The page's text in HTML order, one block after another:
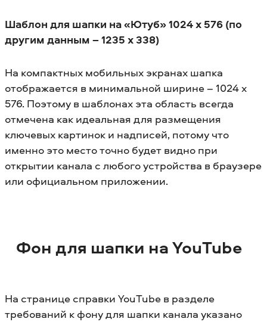
Шаблон для шапки на «Ютуб» 1024 x 576 (по
другим данным – 1235 x 338)
На компактных мобильных экранах шапка
отображается в минимальной ширине – 1024 x
576. Поэтому в шаблонах эта область всегда
отмечена как идеальная для размещения
ключевых картинок и надписей, потому что
именно это место точно будет видно при
открытии канала с любого устройства в браузере
или официальном приложении.
Фон для шапки на YouTube
На странице справки YouTube в разделе
требований к фону для шапки канала указано